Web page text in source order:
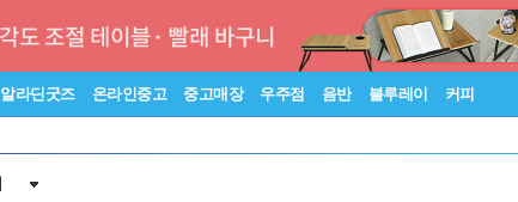
알라딘굿즈 온라인중고 중고매장 우주점 음반 블루레이 커피